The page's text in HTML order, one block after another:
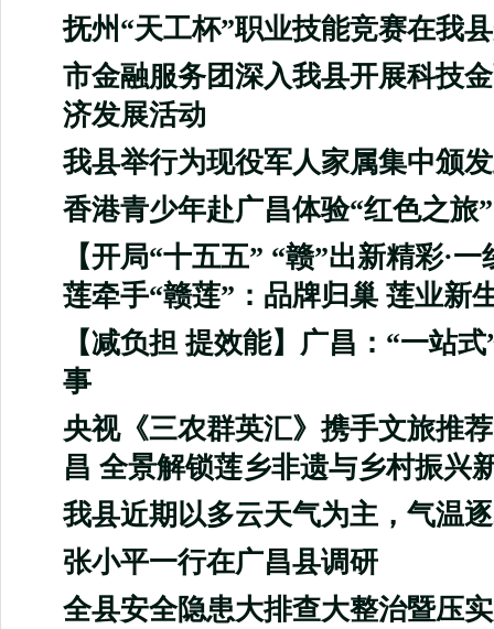
抚州“天工杯”职业技能竞赛在我
市金融服务团深入我县开展科技
济发展活动
我县举行为现役军人家属集中颁
香港青少年赴广昌体验“红色之旅”
【开局“十五五” “赣”出新精彩·
莲牵手“赣莲”：品牌归巢 莲业新
【减负担 提效能】广昌：“一站
事
央视《三农群英汇》携手文旅推
昌 全景解锁莲乡非遗与乡村振兴
我县近期以多云天气为主，气温
张小平一行在广昌县调研
全县安全隐患大排查大整治暨压